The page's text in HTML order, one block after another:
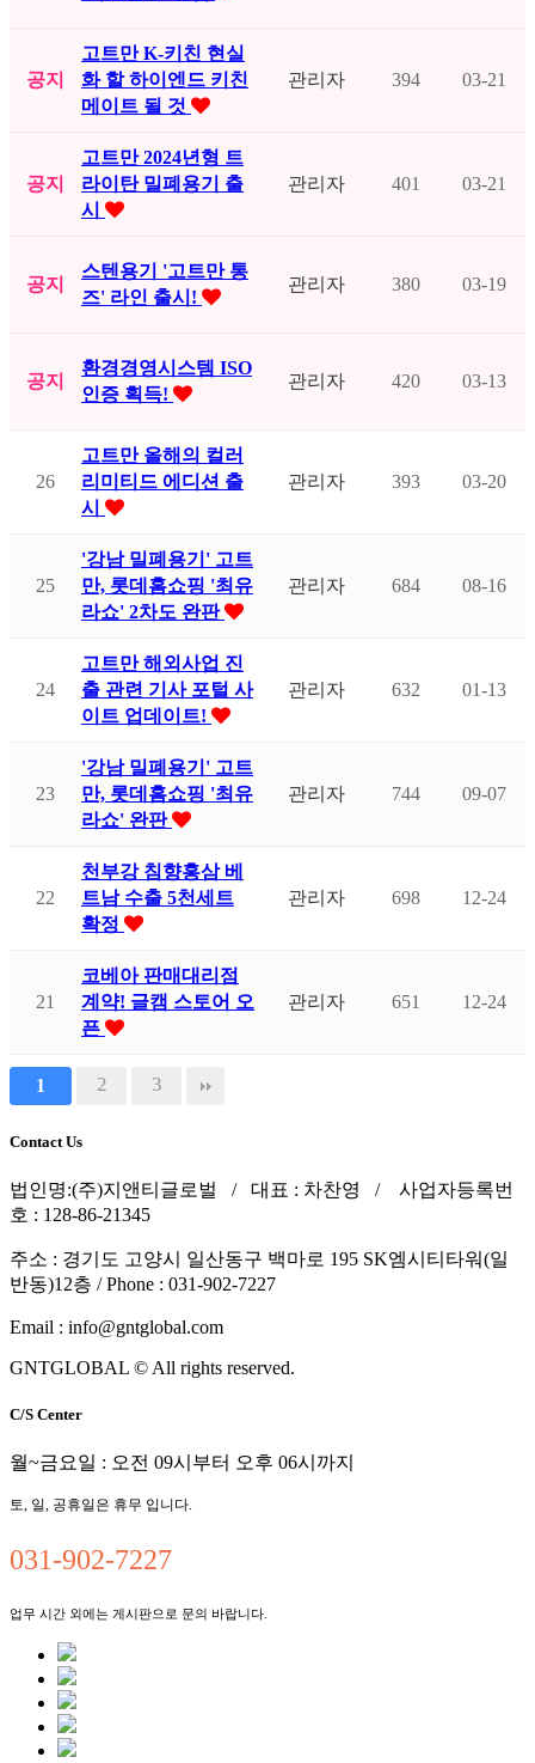
공지
고트만 K-키친 현실
화 할 하이엔드 키친
메이트 될 것
관리자 394 03-21
공지
고트만 2024년형 트
라이탄 밀폐용기 출
시
관리자 401 03-21
공지
스텐용기 '고트만 통
즈' 라인 출시!
관리자 380 03-19
공지
환경경영시스템 ISO
인증 획득!
관리자 420 03-13
26
고트만 올해의 컬러
리미티드 에디션 출
시
관리자 393 03-20
25
'강남 밀폐용기' 고트
만, 롯데홈쇼핑 '최유
라쇼' 2차도 완판
관리자 684 08-16
24
고트만 해외사업 진
출 관련 기사 포털 사
이트 업데이트!
관리자 632 01-13
23
'강남 밀폐용기' 고트
만, 롯데홈쇼핑 '최유
라쇼' 완판
관리자 744 09-07
22
천부강 침향홍삼 베
트남 수출 5천세트
확정
관리자 698 12-24
21
코베아 판매대리점
계약! 글캠 스토어 오
픈
관리자 651 12-24
1 2 3
Contact Us
법인명:(주)지앤티글로벌 / 대표 : 차찬영 / 사업자등록번
호 : 128-86-21345
주소 : 경기도 고양시 일산동구 백마로 195 SK엠시티타워(일
반동)12층 / Phone : 031-902-7227
Email : info@gntglobal.com
GNTGLOBAL © All rights reserved.
C/S Center
월~금요일 : 오전 09시부터 오후 06시까지
토, 일, 공휴일은 휴무 입니다.
031-902-7227
업무 시간 외에는 게시판으로 문의 바랍니다.